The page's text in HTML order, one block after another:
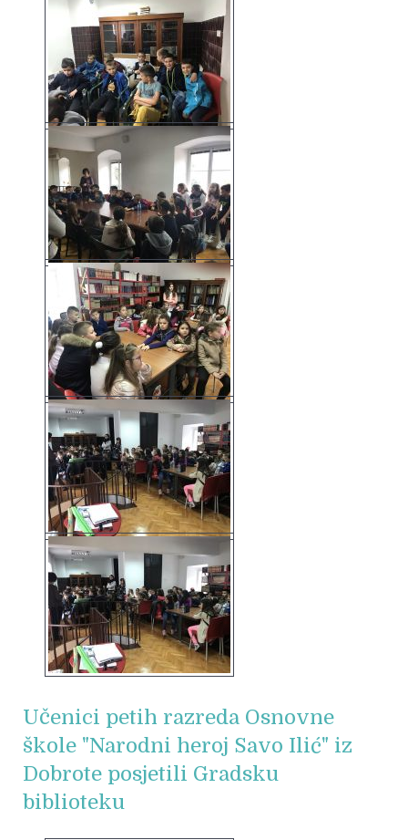
Učenici petih razreda Osnovne
škole "Narodni heroj Savo Ilić" iz
Dobrote posjetili Gradsku
biblioteku